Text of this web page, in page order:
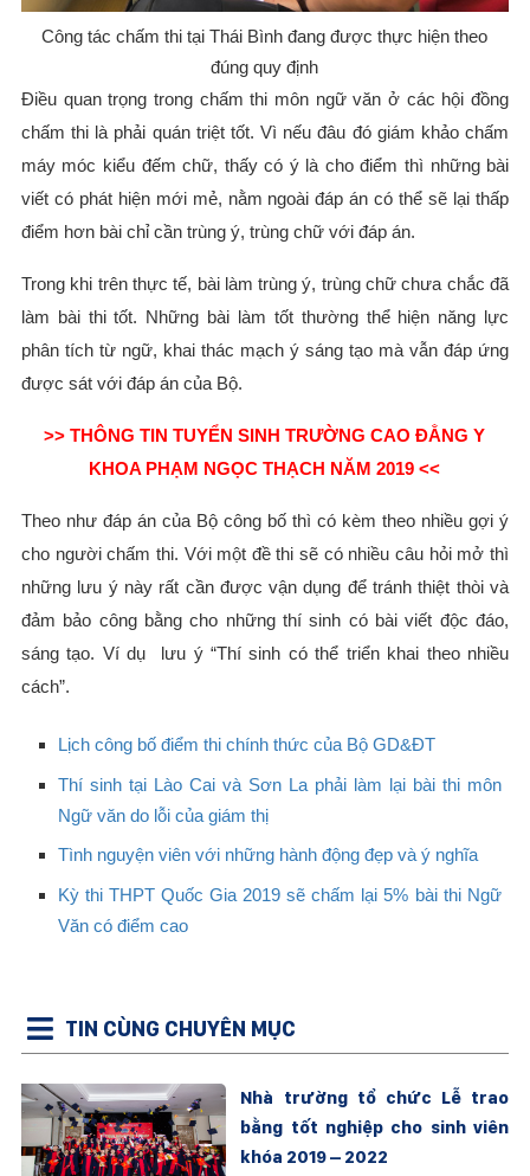
Công tác chấm thi tại Thái Bình đang được thực hiện theo
đúng quy định
Điều quan trọng trong chấm thi môn ngữ văn ở các hội đồng
chấm thi là phải quán triệt tốt. Vì nếu đâu đó giám khảo chấm
máy móc kiểu đếm chữ, thấy có ý là cho điểm thì những bài
viết có phát hiện mới mẻ, nằm ngoài đáp án có thể sẽ lại thấp
điểm hơn bài chỉ cần trùng ý, trùng chữ với đáp án.
Trong khi trên thực tế, bài làm trùng ý, trùng chữ chưa chắc đã
làm bài thi tốt. Những bài làm tốt thường thể hiện năng lực
phân tích từ ngữ, khai thác mạch ý sáng tạo mà vẫn đáp ứng
được sát với đáp án của Bộ.
>> THÔNG TIN TUYỂN SINH TRƯỜNG CAO ĐẲNG Y
KHOA PHẠM NGỌC THẠCH NĂM 2019 <<
Theo như đáp án của Bộ công bố thì có kèm theo nhiều gợi ý
cho người chấm thi. Với một đề thi sẽ có nhiều câu hỏi mở thì
những lưu ý này rất cần được vận dụng để tránh thiệt thòi và
đảm bảo công bằng cho những thí sinh có bài viết độc đáo,
sáng tạo. Ví dụ lưu ý “Thí sinh có thể triển khai theo nhiều
cách”.
Lịch công bố điểm thi chính thức của Bộ GD&ĐT
Thí sinh tại Lào Cai và Sơn La phải làm lại bài thi môn
Ngữ văn do lỗi của giám thị
Tình nguyện viên với những hành động đẹp và ý nghĩa
Kỳ thi THPT Quốc Gia 2019 sẽ chấm lại 5% bài thi Ngữ
Văn có điểm cao
TIN CÙNG CHUYÊN MỤC
Nhà trường tổ chức Lễ trao
bằng tốt nghiệp cho sinh viên
khóa 2019 – 2022